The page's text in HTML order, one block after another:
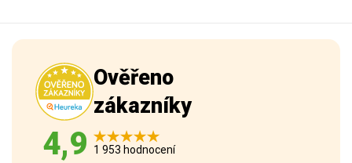
Ověřeno
zákazníky
4,9 1 953 hodnocení